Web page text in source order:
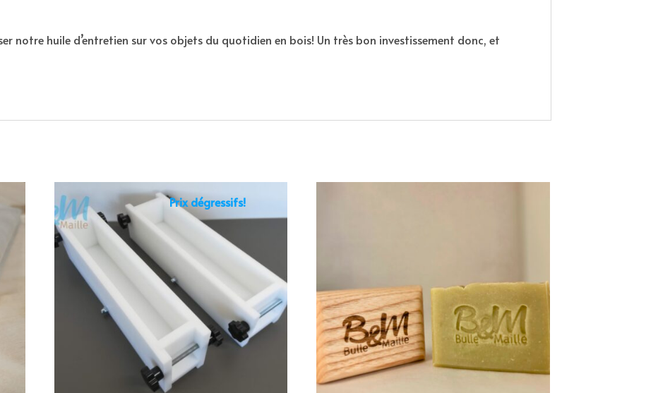
notre huile d’entretien sur vos objets du quotidien en bois! Un très bon investissement donc, et
Prix dégressifs!